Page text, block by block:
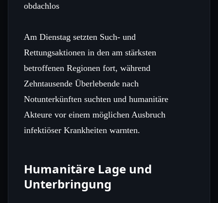
obdachlos
Am Dienstag setzten Such‑ und
Rettungsaktionen in den am stärksten
betroffenen Regionen fort, während
Zehntausende Überlebende nach
Notunterkünften suchten und humanitäre
Akteure vor einem möglichen Ausbruch
infektiöser Krankheiten warnten.
Humanitäre Lage und
Unterbringung